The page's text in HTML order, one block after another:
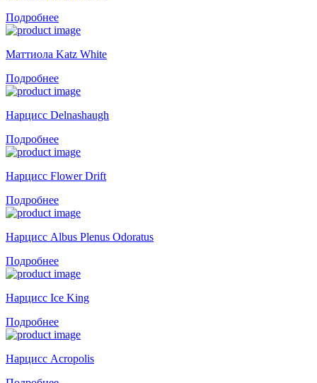
Подробнее
Маттиола Katz White
Подробнее
Нарцисс Delnashaugh
Подробнее
Нарцисс Flower Drift
Подробнее
Нарцисс Albus Plenus Odoratus
Подробнее
Нарцисс Ice King
Подробнее
Нарцисс Acropolis